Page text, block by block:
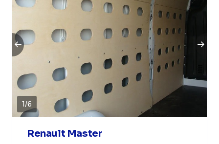
1/6
Renault Master